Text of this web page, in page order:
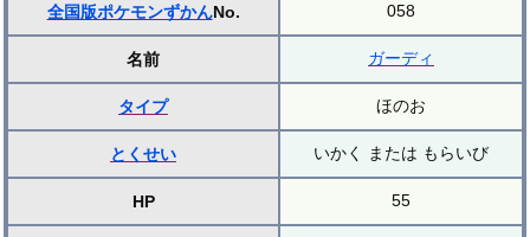
全国版ポケモンずかんNo. 058
名前 ガーディ
タイプ ほのお
とくせい いかく または もらいび
HP 55